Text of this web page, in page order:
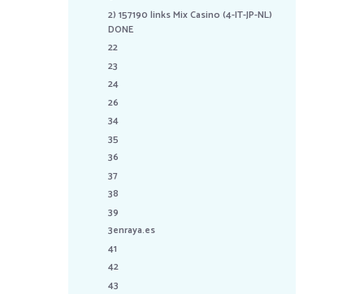
2) 157190 links Mix Casino (4-IT-JP-NL)
DONE
22
23
24
26
34
35
36
37
38
39
3enraya.es
41
42
43